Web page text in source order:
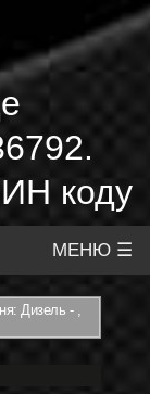
коду
МЕНЮ ☰
Дизель - ,